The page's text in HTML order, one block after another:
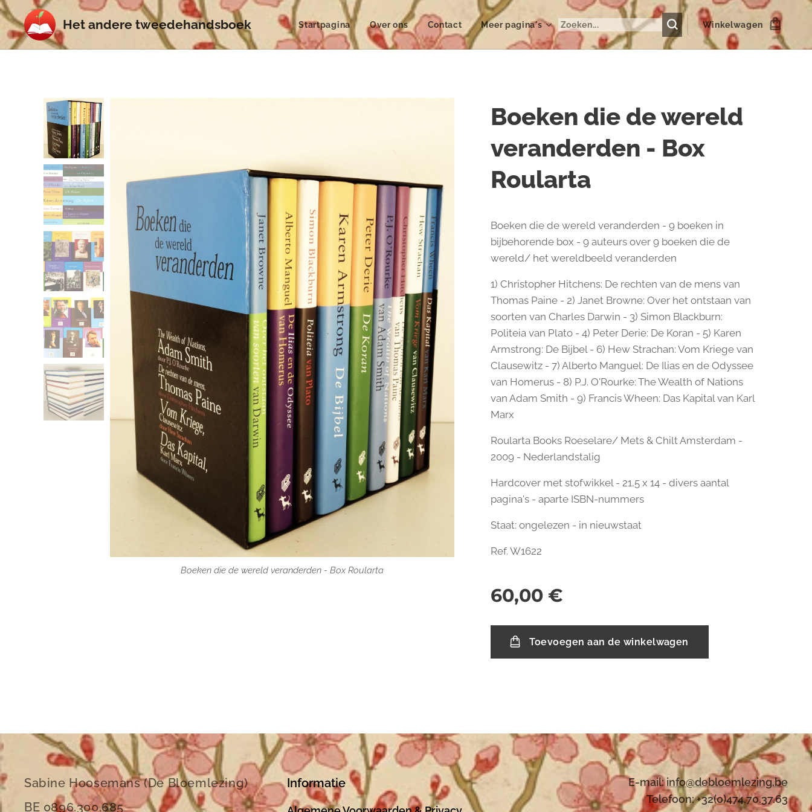
Het andere tweedehandsboek Startpagina Over ons Contact Meer pagina's Winkelwagen
Boeken die de wereld
veranderden - Box
Roularta
Boeken die de wereld veranderden - Box Roularta
Boeken die de wereld veranderden - Box Roularta
Boeken die de wereld veranderden - Box Roularta
Boeken die de wereld veranderden - Box Roularta
Boeken die de wereld veranderden - Box Roularta
Boeken die de wereld veranderden - 9 boeken in
bijbehorende box - 9 auteurs over 9 boeken die de
wereld/ het wereldbeeld veranderden
1) Christopher Hitchens: De rechten van de mens van
Thomas Paine - 2) Janet Browne: Over het ontstaan van
soorten van Charles Darwin - 3) Simon Blackburn:
Politeia van Plato - 4) Peter Derie: De Koran - 5) Karen
Armstrong: De Bijbel - 6) Hew Strachan: Vom Kriege van
Clausewitz - 7) Alberto Manguel: De Ilias en de Odyssee
van Homerus - 8) P.J. O'Rourke: The Wealth of Nations
van Adam Smith - 9) Francis Wheen: Das Kapital van Karl
Marx
Roularta Books Roeselare/ Mets & Chilt Amsterdam -
2009 - Nederlandstalig
Hardcover met stofwikkel - 21,5 x 14 - divers aantal
pagina's - aparte ISBN-nummers
Staat: ongelezen - in nieuwstaat
Ref. W1622
60,00 €
Toevoegen aan de winkelwagen
Sabine Hoosemans (De Bloemlezing)
BE 0896.300.685
Informatie E-mail:info@debloemlezing.be
Telefoon: +32(0)474.70.37.63